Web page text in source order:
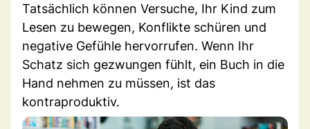
Tatsächlich können Versuche, Ihr Kind zum
Lesen zu bewegen, Konflikte schüren und
negative Gefühle hervorrufen. Wenn Ihr
Schatz sich gezwungen fühlt, ein Buch in die
Hand nehmen zu müssen, ist das
kontraproduktiv.